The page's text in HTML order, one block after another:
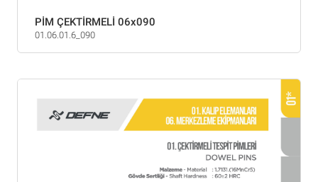
PİM ÇEKTİRMELİ 06x090
01.06.01.6_090